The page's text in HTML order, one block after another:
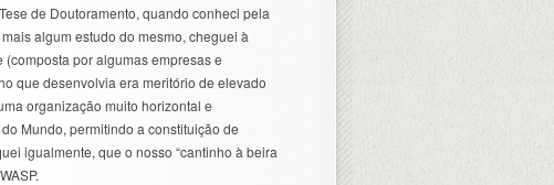
de Doutoramento, quando conheci pela
algum estudo do mesmo, cheguei à
por algumas empresas e
que desenvolvia era meritório de elevado
organização muito horizontal e
Mundo, permitindo a constituição de
igualmente, que o nosso “cantinho à beira